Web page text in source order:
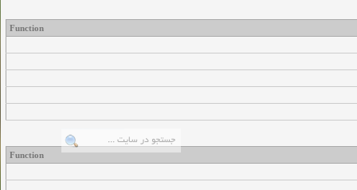
Function
Function